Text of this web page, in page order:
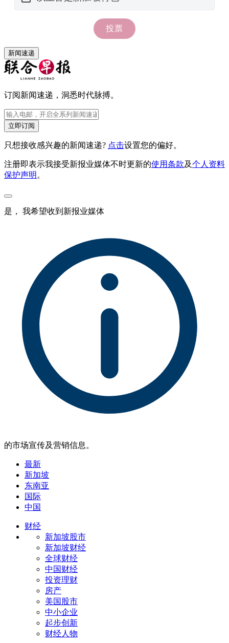
新闻速递
订阅新闻速递，洞悉时代脉搏。
立即订阅
只想接收感兴趣的新闻速递? 点击设置您的偏好。
注册即表示我接受新报业媒体不时更新的使用条款及个人资料
保护声明。
是， 我希望收到新报业媒体
的市场宣传及营销信息。
最新
新加坡
东南亚
国际
中国
财经
新加坡股市
新加坡财经
全球财经
中国财经
投资理财
房产
美国股市
中小企业
起步创新
财经人物